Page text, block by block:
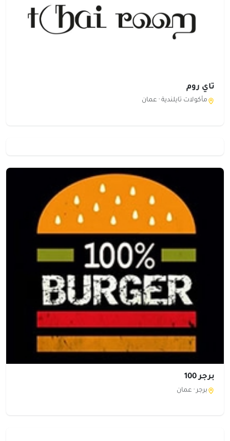
تاي روم
مأكولات تايلندية · عمان
برجر 100
برجر · عمان